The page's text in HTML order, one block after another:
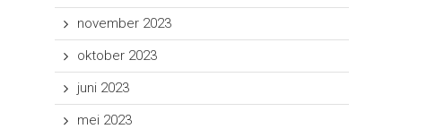
november 2023
oktober 2023
juni 2023
mei 2023